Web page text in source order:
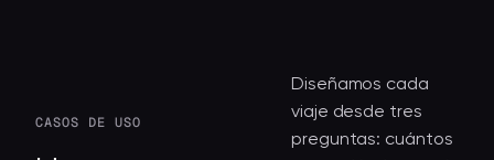
CASOS DE USO
Diseñamos cada
viaje desde tres
preguntas: cuántos